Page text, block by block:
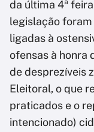
da última 4ª
legislação
ligadas à
ofensas à honra
de desprezíveis
Eleitoral, o que
praticados e o
intencionado)